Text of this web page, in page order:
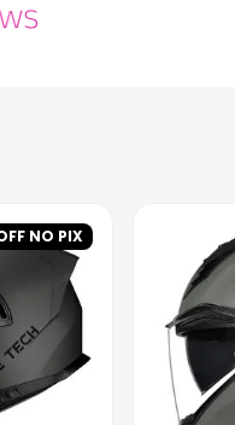
NO PIX